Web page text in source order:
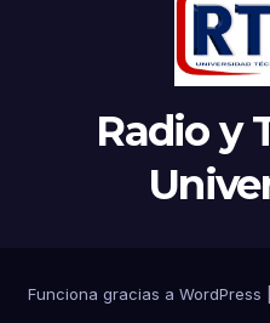
Radio y
Funciona gracias a WordPress